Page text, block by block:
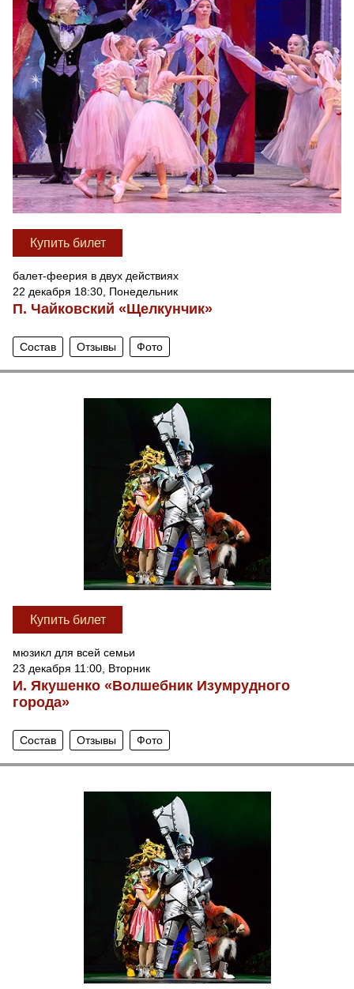
Купить билет
балет-феерия в двух действиях
22 декабря 18:30, Понедельник
П. Чайковский «Щелкунчик»
Состав Отзывы Фото
Купить билет
мюзикл для всей семьи
23 декабря 11:00, Вторник
И. Якушенко «Волшебник Изумрудного
города»
Состав Отзывы Фото